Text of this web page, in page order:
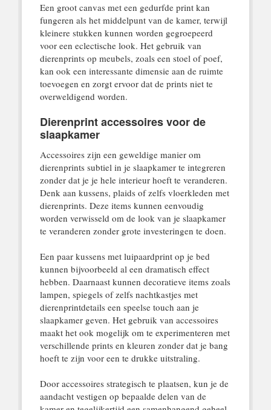
Een groot canvas met een gedurfde print kan
fungeren als het middelpunt van de kamer, terwijl
kleinere stukken kunnen worden gegroepeerd
voor een eclectische look. Het gebruik van
dierenprints op meubels, zoals een stoel of poef,
kan ook een interessante dimensie aan de ruimte
toevoegen en zorgt ervoor dat de prints niet te
overweldigend worden.
Dierenprint accessoires voor de
slaapkamer
Accessoires zijn een geweldige manier om
dierenprints subtiel in je slaapkamer te integreren
zonder dat je je hele interieur hoeft te veranderen.
Denk aan kussens, plaids of zelfs vloerkleden met
dierenprints. Deze items kunnen eenvoudig
worden verwisseld om de look van je slaapkamer
te veranderen zonder grote investeringen te doen.
Een paar kussens met luipaardprint op je bed
kunnen bijvoorbeeld al een dramatisch effect
hebben. Daarnaast kunnen decoratieve items zoals
lampen, spiegels of zelfs nachtkastjes met
dierenprintdetails een speelse touch aan je
slaapkamer geven. Het gebruik van accessoires
maakt het ook mogelijk om te experimenteren met
verschillende prints en kleuren zonder dat je bang
hoeft te zijn voor een te drukke uitstraling.
Door accessoires strategisch te plaatsen, kun je de
aandacht vestigen op bepaalde delen van de